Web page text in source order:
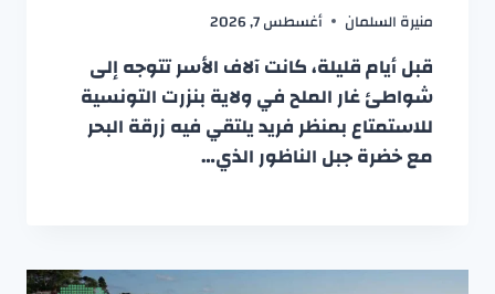
منيرة السلمان أغسطس 7, 2026
قبل أيام قليلة، كانت آلاف الأسر تتوجه إلى
شواطئ غار الملح في ولاية بنزرت التونسية
للاستمتاع بمنظر فريد يلتقي فيه زرقة البحر
مع خضرة جبل الناظور الذي…